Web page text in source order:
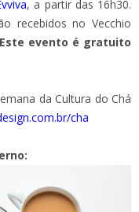
, a partir das 16h30.
recebidos no Vecchio
Este evento é gratuito
da Cultura do Chá
cha